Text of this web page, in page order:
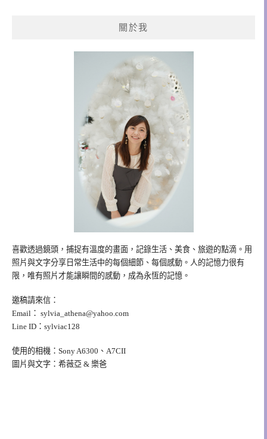
關於我
喜歡透過鏡頭，捕捉有溫度的畫面，記錄生活、美食、旅遊的點滴。用
照片與文字分享日常生活中的每個細節、每個感動。人的記憶力很有
限，唯有照片才能讓瞬間的感動，成為永恆的記憶。
邀稿請來信：
Email： sylvia_athena@yahoo.com
Line ID：sylviac128
使用的相機：Sony A6300、A7CII
圖片與文字：希薇亞 & 樂爸